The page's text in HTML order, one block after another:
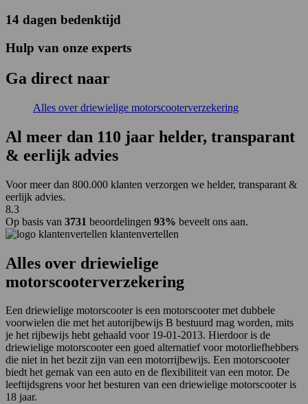
14 dagen bedenktijd
Hulp van onze experts
Ga direct naar
Alles over driewielige motorscooterverzekering
Al meer dan 110 jaar helder, transparant
& eerlijk advies
Voor meer dan 800.000 klanten verzorgen we helder, transparant &
eerlijk advies.
8.3
Op basis van 3731 beoordelingen 93% beveelt ons aan.
klantenvertellen
Alles over driewielige
motorscooterverzekering
Een driewielige motorscooter is een motorscooter met dubbele
voorwielen die met het autorijbewijs B bestuurd mag worden, mits
je het rijbewijs hebt gehaald voor 19-01-2013. Hierdoor is de
driewielige motorscooter een goed alternatief voor motorliefhebbers
die niet in het bezit zijn van een motorrijbewijs. Een motorscooter
biedt het gemak van een auto en de flexibiliteit van een motor. De
leeftijdsgrens voor het besturen van een driewielige motorscooter is
18 jaar.